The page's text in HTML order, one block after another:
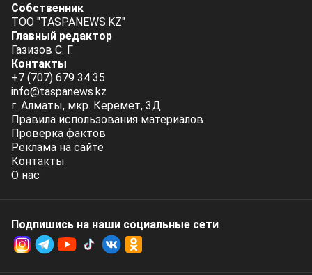
Собственник
ТОО "TASPANEWS.KZ"
Главный редактор
Газизов С. Г.
Контакты
+7 (707) 679 34 35
info@taspanews.kz
г. Алматы, мкр. Керемет, 3Д
Правила использования материалов
Проверка фактов
Реклама на сайте
Контакты
О нас
Подпишись на наши социальные cети